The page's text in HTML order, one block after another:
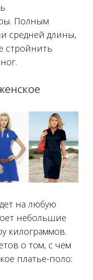
Полным
средней длины,
стройнить
на любую
небольшие
килограммов.
о том, с чем
платье-поло: